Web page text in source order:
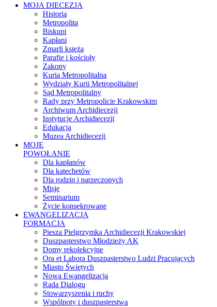
MOJA DIECEZJA
Historia
Metropolita
Biskupi
Kapłani
Zmarli księża
Parafie i kościoły
Zakony
Kuria Metropolitalna
Wydziały Kurii Metropolitalnej
Sąd Metropolitalny
Rady przy Metropolicie Krakowskim
Archiwum Archidiecezji
Instytucje Archidiecezji
Edukacja
Muzea Archidiecezji
MOJE
POWOŁANIE
Dla kapłanów
Dla katechetów
Dla rodzin i narzeczonych
Misje
Seminarium
Życie konsekrowane
EWANGELIZACJA
FORMACJA
Piesza Pielgrzymka Archidiecezji Krakowskiej
Duszpasterstwo Młodzieży AK
Domy rekolekcyjne
Ora et Labora Duszpasterstwo Ludzi Pracujących
Miasto Świętych
Nowa Ewangelizacja
Rada Dialogu
Stowarzyszenia i ruchy
Wspólnoty i duszpasterstwa